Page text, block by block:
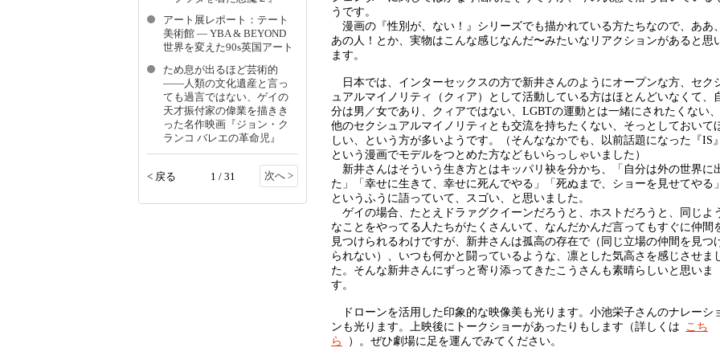
うです。
漫画の『性別が、ない！』シリーズでも描かれている方たちなので、ああ、
あの人！とか、実物はこんな感じなんだ〜みたいなリアクションがあると思
ます。
日本では、インターセックスの方で新井さんのようにオープンな方、セク
ュアルマイノリティ（クィア）として活動している方はほとんどいなくて、
分は男／女であり、クィアではない、LGBTの運動とは一緒にされたくない、
他のセクシュアルマイノリティとも交流を持ちたくない、そっとしておいて
しい、という方が多いようです。（そんななかでも、以前話題になった『IS』
という漫画でモデルをつとめた方などもいらっしゃいました）
新井さんはそういう生き方とはキッパリ袂を分かち、「自分は外の世界に
た」「幸せに生きて、幸せに死んでやる」「死ぬまで、ショーを見せてやる」
というふうに語っていて、スゴい、と思いました。
ゲイの場合、たとえドラァグクイーンだろうと、ホストだろうと、同じよ
なことをやってる人たちがたくさんいて、なんだかんだ言ってもすぐに仲間
見つけられるわけですが、新井さんは孤高の存在で（同じ立場の仲間を見つ
られない）、いつも何かと闘っているような、凛とした気高さを感じさせま
た。そんな新井さんにずっと寄り添ってきたこうさんも素晴らしいと思いま
す。
ドローンを活用した印象的な映像美も光ります。小池栄子さんのナレーシ
ンも光ります。上映後にトークショーがあったりもします（詳しくは こち
ら
）。ぜひ劇場に足を運んでみてください。
アート展レポート：テート
美術館 ― YBA & BEYOND
世界を変えた90s英国アート
ため息が出るほど芸術的
――人類の文化遺産と言っ
ても過言ではない、ゲイの
天才振付家の偉業を描きき
った名作映画『ジョン・ク
ランコ バレエの革命児』
< 戻る 1 / 31 次へ >